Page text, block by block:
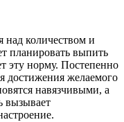
количеством и
планировать выпить
эту норму. Постепенно
достижения желаемого
навязчивыми, а
вызывает